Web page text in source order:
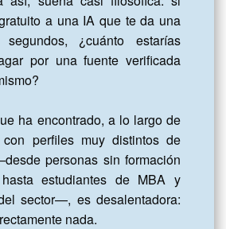
a una IA que te da una
¿cuánto estarías
por una fuente verificada
ha encontrado, a lo largo de
perfiles muy distintos de
personas sin formación
estudiantes de MBA y
sector—, es desalentadora:
nada.